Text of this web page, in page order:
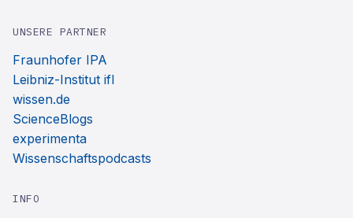
UNSERE PARTNER
Fraunhofer IPA
Leibniz-Institut ifl
wissen.de
ScienceBlogs
experimenta
Wissenschaftspodcasts
INFO